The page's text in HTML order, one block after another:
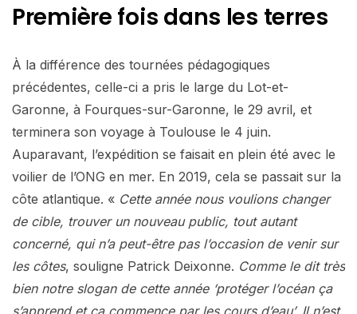
Première fois dans les terres
À la différence des tournées pédagogiques
précédentes, celle-ci a pris le large du Lot-et-
Garonne, à Fourques-sur-Garonne, le 29 avril, et
terminera son voyage à Toulouse le 4 juin.
Auparavant, l’expédition se faisait en plein été avec le
voilier de l’ONG en mer. En 2019, cela se passait sur la
côte atlantique. « Cette année nous voulions changer
de cible, trouver un nouveau public, tout autant
concerné, qui n’a peut-être pas l’occasion de venir sur
les côtes, souligne Patrick Deixonne. Comme le dit très
bien notre slogan de cette année ‘protéger l’océan ça
s’apprend et ça commence par les cours d’eau’. Il n’est